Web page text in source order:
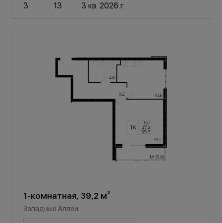
3 13 3 кв. 2026 г.
1-комнатная, 39,2 м²
Западные Аллеи